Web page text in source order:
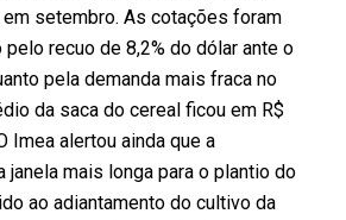
em setembro. As cotações foram
recuo de 8,2% do dólar ante o
pela demanda mais fraca no
da saca do cereal ficou em R$
Imea alertou ainda que a
janela mais longa para o plantio do
ao adiantamento do cultivo da